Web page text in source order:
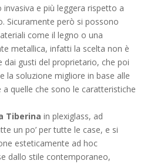
invasiva e più leggera rispetto a
Sicuramente però si possono
come il legno o una
metallica, infatti la scelta non è
dai gusti del proprietario, che poi
la soluzione migliore in base alle
quelle che sono le caratteristiche
Tiberina in plexiglass, ad
un po’ per tutte le case, e si
esteticamente ad hoc
dallo stile contemporaneo,